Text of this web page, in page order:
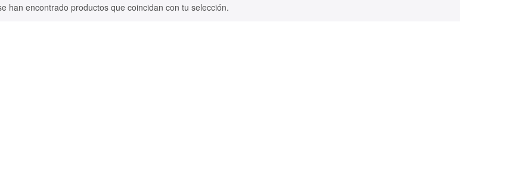
han encontrado productos que coincidan con tu selección.